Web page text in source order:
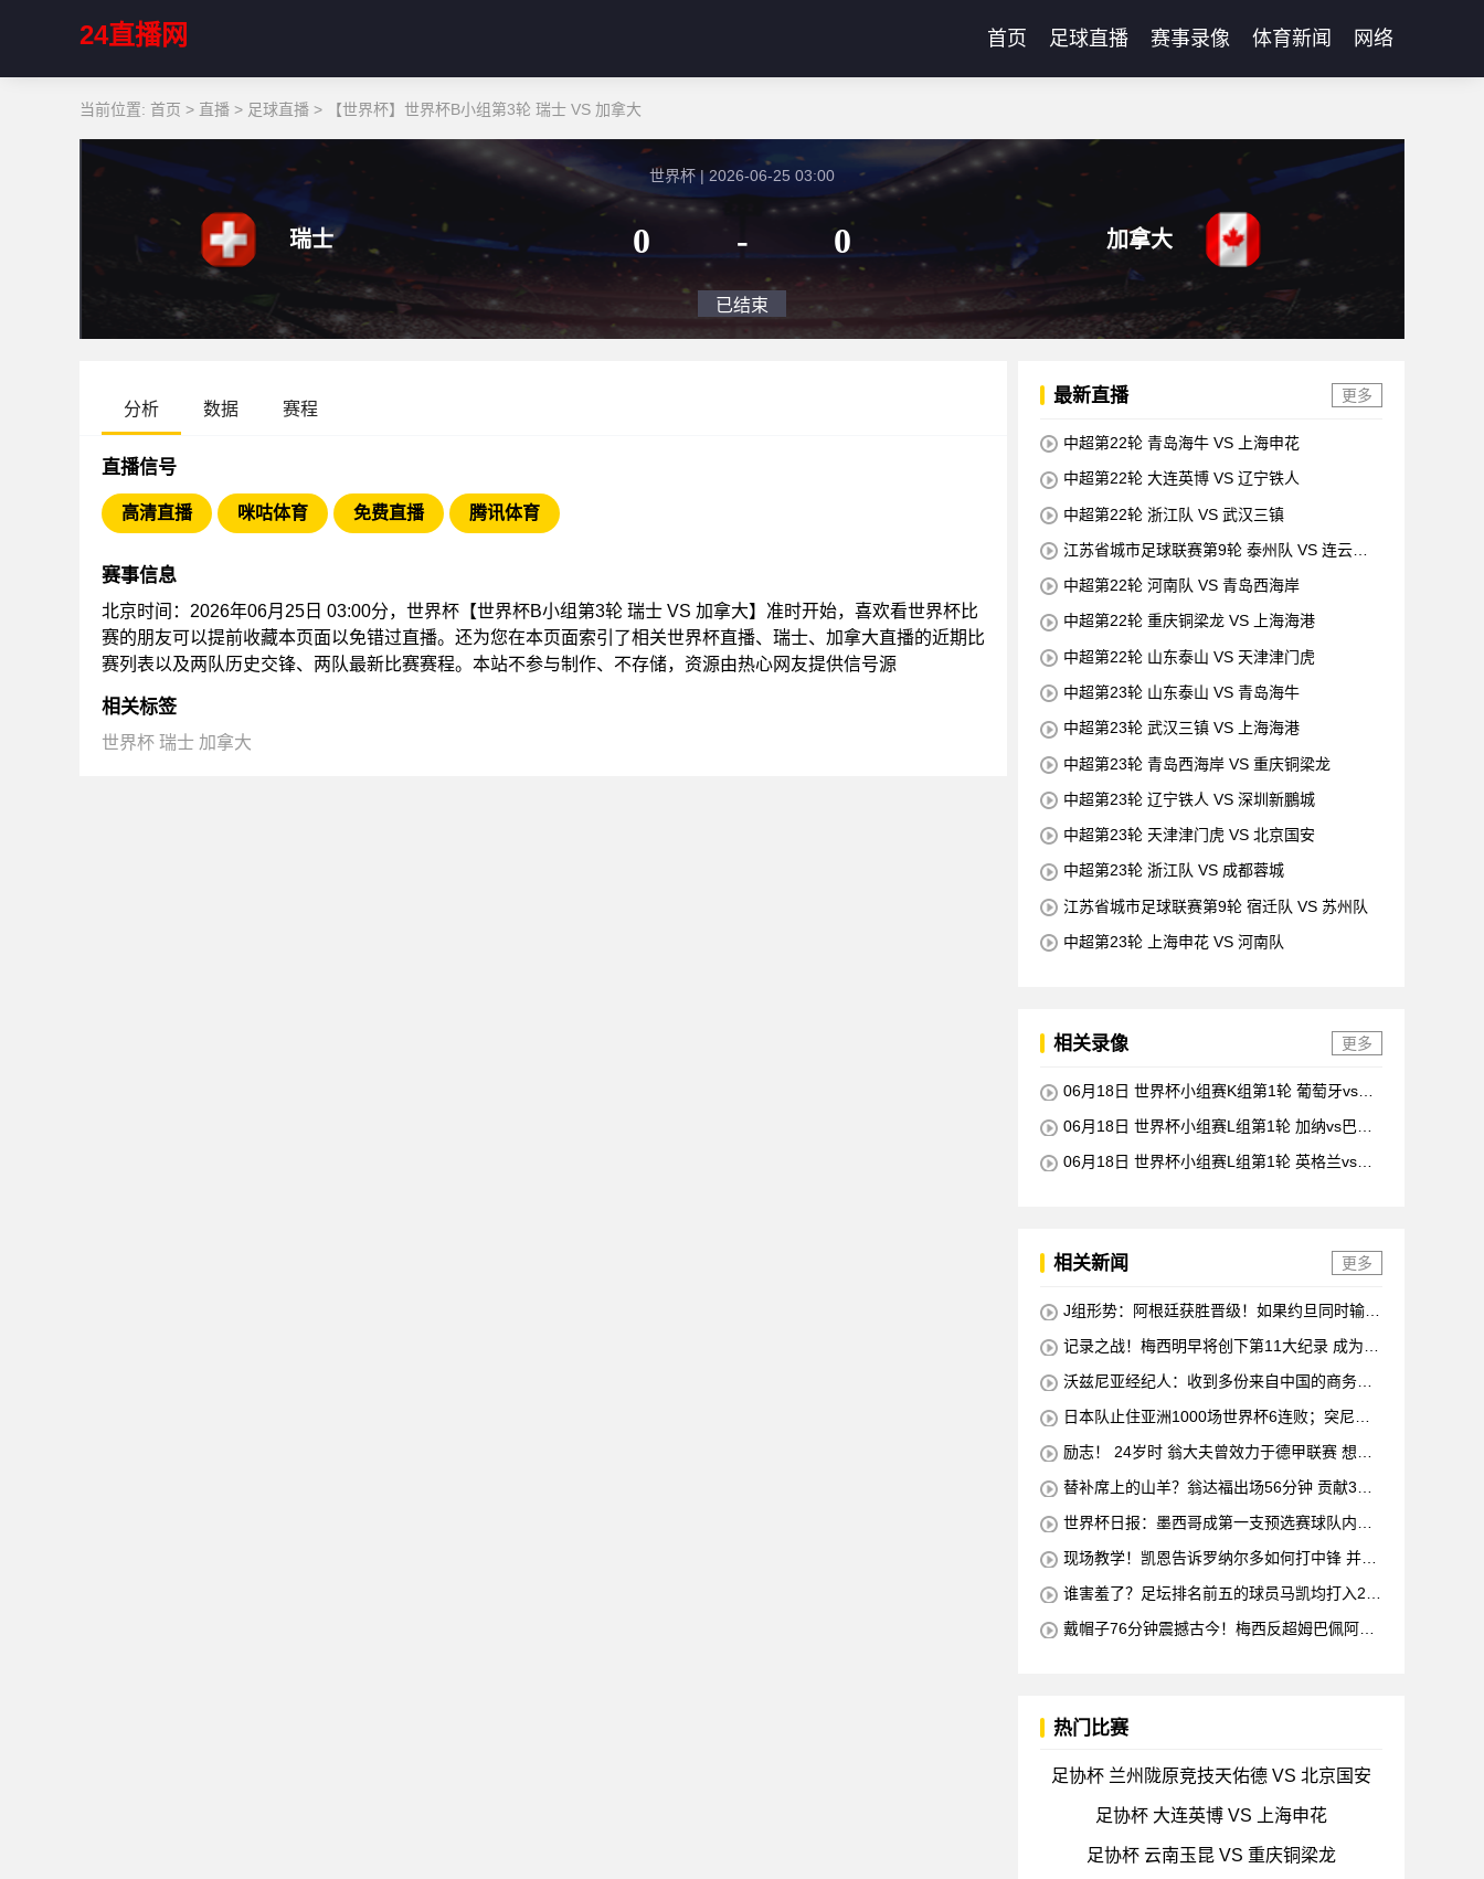
24直播网 首页 足球直播 赛事录像 体育新闻 网络
当前位置: 首页 > 直播 > 足球直播 > 【世界杯】世界杯B小组第3轮 瑞士 VS 加拿大
瑞士
世界杯 | 2026-06-25 03:00
0 - 0
已结束
加拿大
分析 数据 赛程
直播信号
高清直播 咪咕体育 免费直播 腾讯体育
赛事信息
北京时间：2026年06月25日 03:00分，世界杯【世界杯B小组第3轮 瑞士 VS 加拿大】准时开始，喜欢看世界杯比
赛的朋友可以提前收藏本页面以免错过直播。还为您在本页面索引了相关世界杯直播、瑞士、加拿大直播的近期比
赛列表以及两队历史交锋、两队最新比赛赛程。本站不参与制作、不存储，资源由热心网友提供信号源
相关标签
世界杯 瑞士 加拿大
最新直播 更多
中超第22轮 青岛海牛 VS 上海申花
中超第22轮 大连英博 VS 辽宁铁人
中超第22轮 浙江队 VS 武汉三镇
江苏省城市足球联赛第9轮 泰州队 VS 连云港
中超第22轮 河南队 VS 青岛西海岸
中超第22轮 重庆铜梁龙 VS 上海海港
中超第22轮 山东泰山 VS 天津津门虎
中超第23轮 山东泰山 VS 青岛海牛
中超第23轮 武汉三镇 VS 上海海港
中超第23轮 青岛西海岸 VS 重庆铜梁龙
中超第23轮 辽宁铁人 VS 深圳新鵬城
中超第23轮 天津津门虎 VS 北京国安
中超第23轮 浙江队 VS 成都蓉城
江苏省城市足球联赛第9轮 宿迁队 VS 苏州队
中超第23轮 上海申花 VS 河南队
相关录像 更多
06月18日 世界杯小组赛K组第1轮 葡萄牙vs民
06月18日 世界杯小组赛L组第1轮 加纳vs巴拿
06月18日 世界杯小组赛L组第1轮 英格兰vs克
相关新闻 更多
J组形势：阿根廷获胜晋级！如果约旦同时输球
记录之战！梅西明早将创下第11大纪录 成为历
沃兹尼亚经纪人：收到多份来自中国的商务邀
日本队止住亚洲1000场世界杯6连败；突尼斯
励志！ 24岁时 翁大夫曾效力于德甲联赛 想要
替补席上的山羊？翁达福出场56分钟 贡献3球2
世界杯日报：墨西哥成第一支预选赛球队内马
现场教学！凯恩告诉罗纳尔多如何打中锋 并举
谁害羞了？足坛排名前五的球员马凯均打入2球
戴帽子76分钟震撼古今！梅西反超姆巴佩阿根
热门比赛
足协杯 兰州陇原竞技天佑德 VS 北京国安
足协杯 大连英博 VS 上海申花
足协杯 云南玉昆 VS 重庆铜梁龙